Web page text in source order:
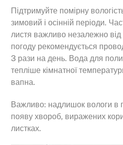
Підтримуйте помірну
зимовий і осінній періоди.
листя важливо незалежно від
погоду рекомендується
3 рази на день. Вода для
тепліше кімнатної
вапна.
Важливо: надлишок вологи в
появу хвороб, виражених
листках.